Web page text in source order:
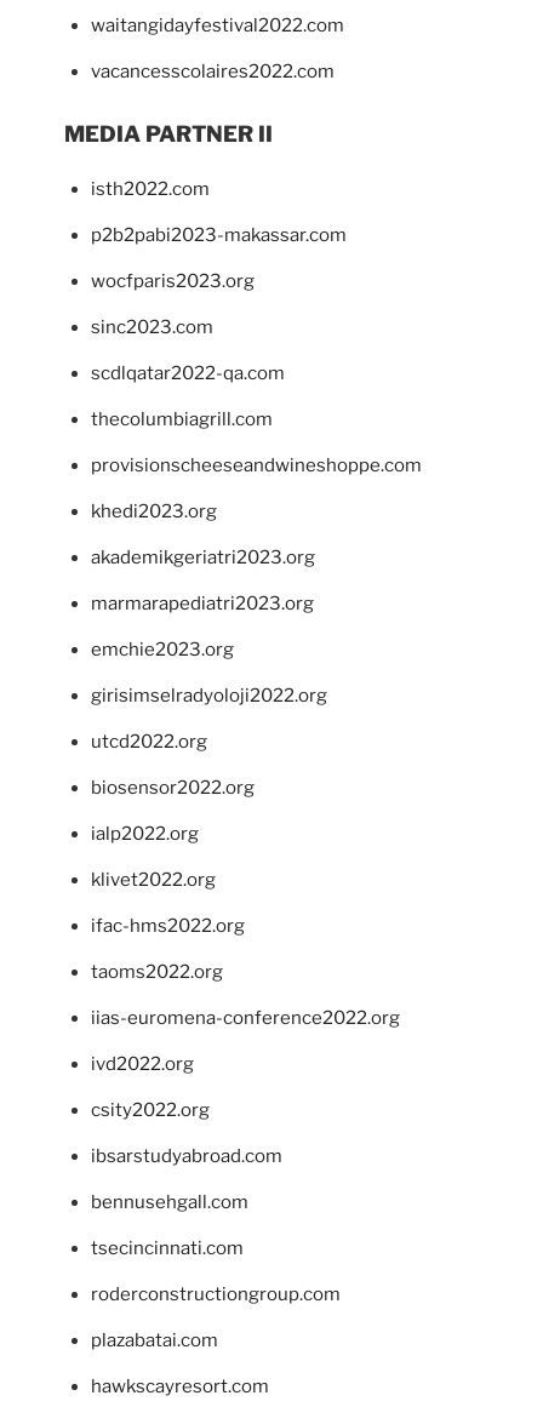
waitangidayfestival2022.com
vacancesscolaires2022.com
MEDIA PARTNER II
isth2022.com
p2b2pabi2023-makassar.com
wocfparis2023.org
sinc2023.com
scdlqatar2022-qa.com
thecolumbiagrill.com
provisionscheeseandwineshoppe.com
khedi2023.org
akademikgeriatri2023.org
marmarapediatri2023.org
emchie2023.org
girisimselradyoloji2022.org
utcd2022.org
biosensor2022.org
ialp2022.org
klivet2022.org
ifac-hms2022.org
taoms2022.org
iias-euromena-conference2022.org
ivd2022.org
csity2022.org
ibsarstudyabroad.com
bennusehgall.com
tsecincinnati.com
roderconstructiongroup.com
plazabatai.com
hawkscayresort.com